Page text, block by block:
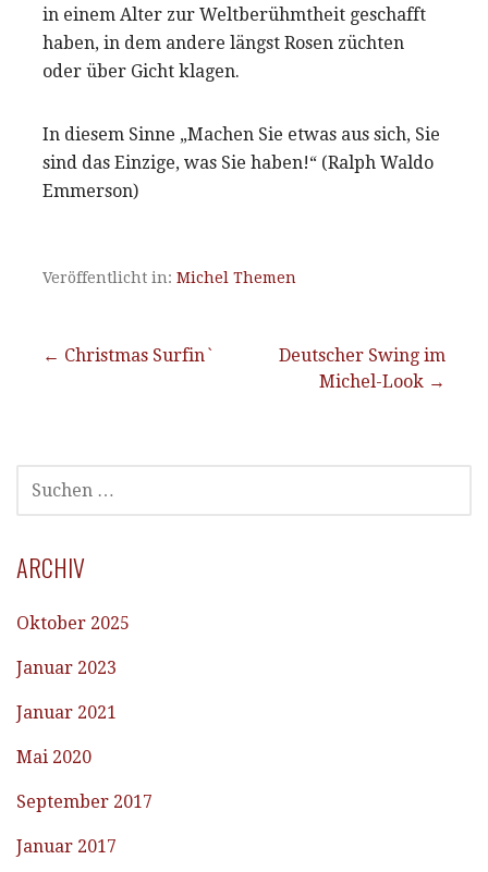
in einem Alter zur Weltberühmtheit geschafft
haben, in dem andere längst Rosen züchten
oder über Gicht klagen.
In diesem Sinne „Machen Sie etwas aus sich, Sie
sind das Einzige, was Sie haben!“ (Ralph Waldo
Emmerson)
Veröffentlicht in: Michel Themen
Beitragsnavigation
← Christmas Surfin`
Deutscher Swing im
Michel-Look →
SUCHEN
NACH:
ARCHIV
Oktober 2025
Januar 2023
Januar 2021
Mai 2020
September 2017
Januar 2017